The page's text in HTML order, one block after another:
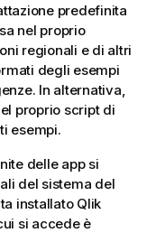
predefinita
nel proprio
regionali e di altri
degli esempi
In alternativa,
proprio script di
esempi.
delle app si
del sistema del
installato Qlik
si accede è